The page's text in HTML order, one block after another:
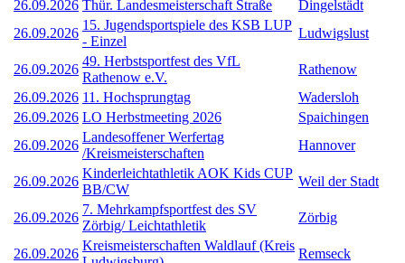
26.09.2026 Thür. Landesmeisterschaft Straße
Dingelstädt
26.09.2026
15. Jugendsportspiele des KSB LUP
- Einzel
Ludwigslust
26.09.2026
49. Herbstsportfest des VfL
Rathenow e.V.
Rathenow
26.09.2026 11. Hochsprungtag
Wadersloh
26.09.2026 LO Herbstmeeting 2026
Spaichingen
26.09.2026
Landesoffener Werfertag
/Kreismeisterschaften
Hannover
26.09.2026
Kinderleichtathletik AOK Kids CUP
BB/CW
Weil der Stadt
26.09.2026
7. Mehrkampfsportfest des SV
Zörbig/ Leichtathletik
Zörbig
26.09.2026
Kreismeisterschaften Waldlauf (Kreis
Remseck